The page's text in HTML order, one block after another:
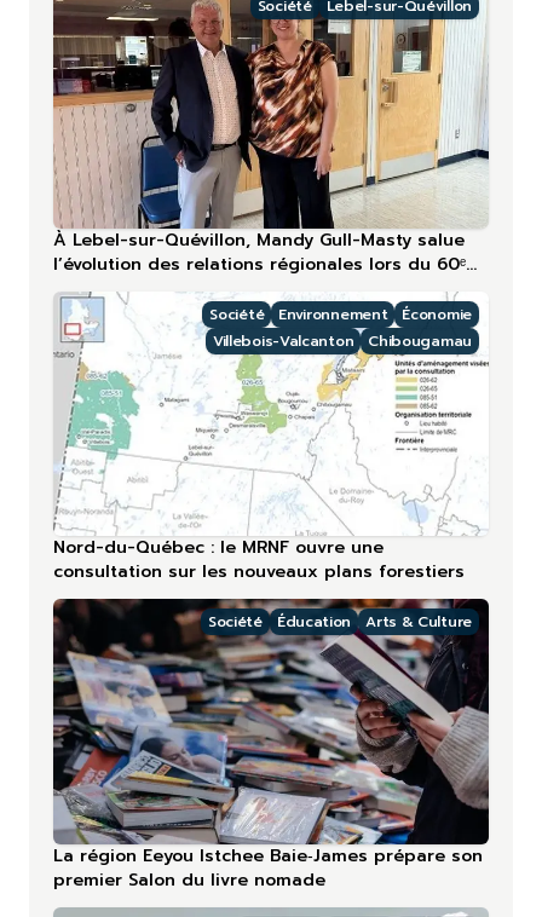
Société Lebel-sur-Quévillon
À Lebel-sur-Quévillon, Mandy Gull-Masty salue
l’évolution des relations régionales lors du 60ᵉ
anniversaire
Société Environnement
Économie
Villebois-Valcanton
Chibougamau
Nord-du-Québec : le MRNF ouvre une
consultation sur les nouveaux plans forestiers
Société Éducation Arts & Culture
La région Eeyou Istchee Baie‑James prépare son
premier Salon du livre nomade